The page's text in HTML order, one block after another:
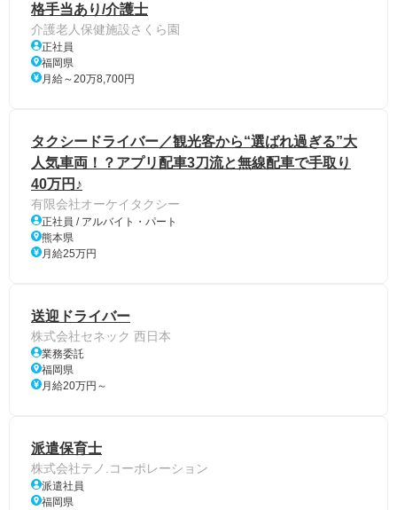
格手当あり/介護士
介護老人保健施設さくら園
正社員
福岡県
月給～20万8,700円
タクシードライバー／観光客から“選ばれ過ぎる”大
人気車両！？アプリ配車3刀流と無線配車で手取り
40万円♪
有限会社オーケイタクシー
正社員 / アルバイト・パート
熊本県
月給25万円
送迎ドライバー
株式会社セネック 西日本
業務委託
福岡県
月給20万円～
派遣保育士
株式会社テノ.コーポレーション
派遣社員
福岡県